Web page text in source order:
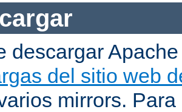
descargar
del sitio web
mirrors.